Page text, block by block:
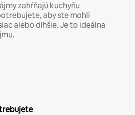
zahŕňajú kuchyňu
aby ste mohli
alebo dlhšie. Je to ideálna